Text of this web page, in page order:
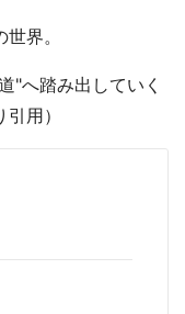
界。
"へ踏み出していく
用）